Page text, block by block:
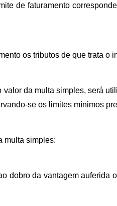
de faturamento
os tributos de que trata o
valor da multa simples, será
se os limites mínimos
multa simples:
dobro da vantagem